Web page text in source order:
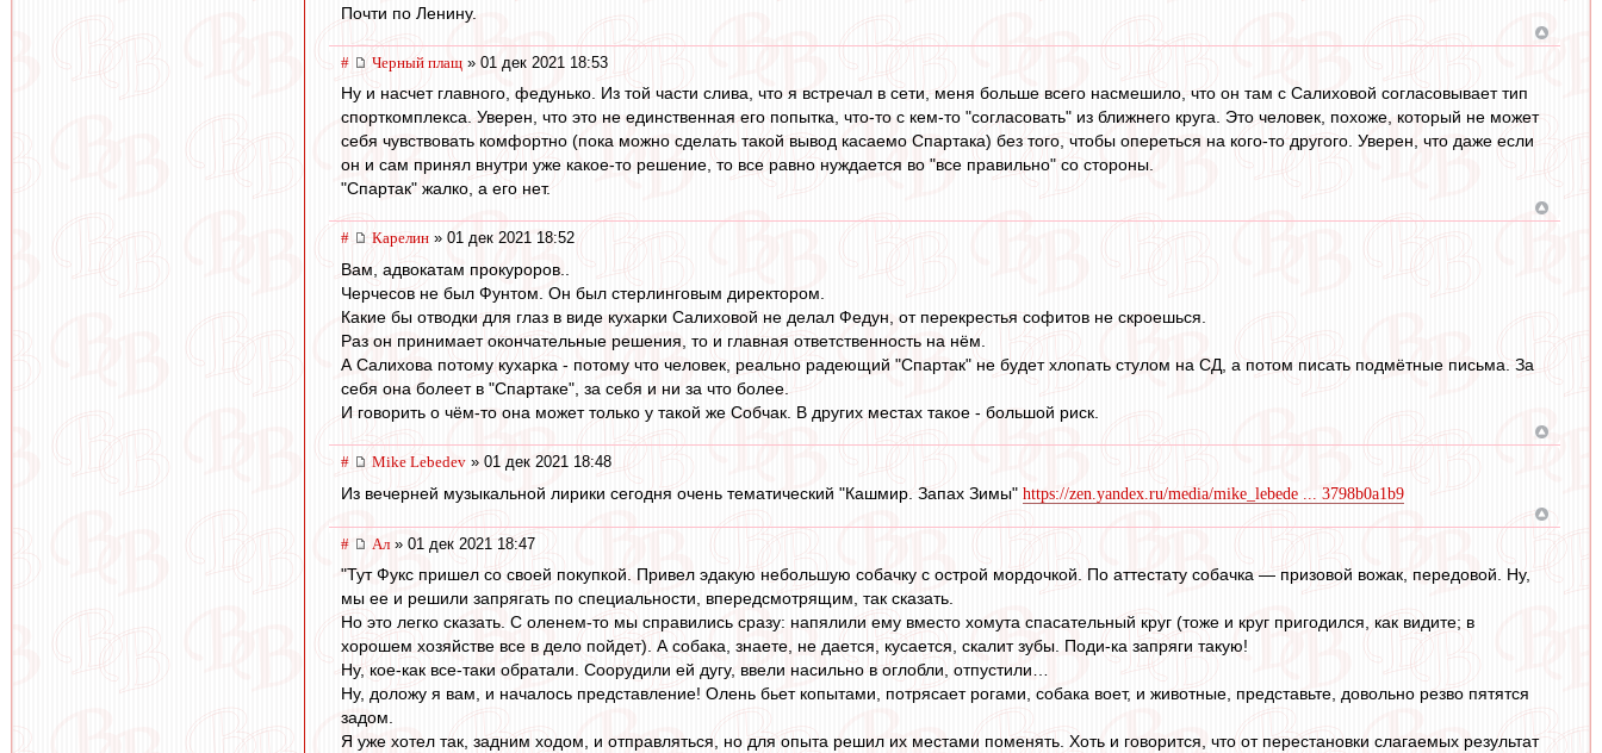
Почти по Ленину.
# Черный плащ » 01 дек 2021 18:53
Ну и насчет главного, федунько. Из той части слива, что я встречал в сети, меня больше всего насмешило, что он там с Салиховой согласовывает тип
спорткомплекса. Уверен, что это не единственная его попытка, что-то с кем-то "согласовать" из ближнего круга. Это человек, похоже, который не может
себя чувствовать комфортно (пока можно сделать такой вывод касаемо Спартака) без того, чтобы опереться на кого-то другого. Уверен, что даже если
он и сам принял внутри уже какое-то решение, то все равно нуждается во "все правильно" со стороны.
"Спартак" жалко, а его нет.
# Карелин » 01 дек 2021 18:52
Вам, адвокатам прокуроров..
Черчесов не был Фунтом. Он был стерлинговым директором.
Какие бы отводки для глаз в виде кухарки Салиховой не делал Федун, от перекрестья софитов не скроешься.
Раз он принимает окончательные решения, то и главная ответственность на нём.
А Салихова потому кухарка - потому что человек, реально радеющий "Спартак" не будет хлопать стулом на СД, а потом писать подмётные письма. За
себя она болеет в "Спартаке", за себя и ни за что более.
И говорить о чём-то она может только у такой же Собчак. В других местах такое - большой риск.
# Mike Lebedev » 01 дек 2021 18:48
Из вечерней музыкальной лирики сегодня очень тематический "Кашмир. Запах Зимы" https://zen.yandex.ru/media/mike_lebede ... 3798b0a1b9
# Ал » 01 дек 2021 18:47
"Тут Фукс пришел со своей покупкой. Привел эдакую небольшую собачку с острой мордочкой. По аттестату собачка — призовой вожак, передовой. Ну,
мы ее и решили запрягать по специальности, впередсмотрящим, так сказать.
Но это легко сказать. С оленем-то мы справились сразу: напялили ему вместо хомута спасательный круг (тоже и круг пригодился, как видите; в
хорошем хозяйстве все в дело пойдет). А собака, знаете, не дается, кусается, скалит зубы. Поди-ка запряги такую!
Ну, кое-как все-таки обратали. Соорудили ей дугу, ввели насильно в оглобли, отпустили…
Ну, доложу я вам, и началось представление! Олень бьет копытами, потрясает рогами, собака воет, и животные, представьте, довольно резво пятятся
задом.
Я уже хотел так, задним ходом, и отправляться, но для опыта решил их местами поменять. Хоть и говорится, что от перестановки слагаемых результат